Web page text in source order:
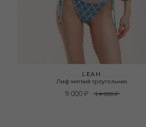
LEAH
Лиф мягкий треугольник
9 000₽ 14 000₽